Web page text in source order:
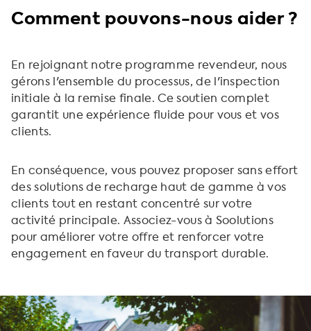
Comment pouvons-nous aider ?
En rejoignant notre programme revendeur, nous
gérons l'ensemble du processus, de l'inspection
initiale à la remise finale. Ce soutien complet
garantit une expérience fluide pour vous et vos
clients.
En conséquence, vous pouvez proposer sans effort
des solutions de recharge haut de gamme à vos
clients tout en restant concentré sur votre
activité principale. Associez-vous à Soolutions
pour améliorer votre offre et renforcer votre
engagement en faveur du transport durable.